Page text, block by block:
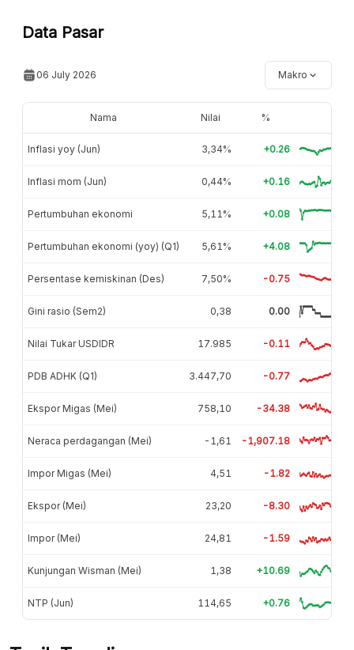
Data Pasar
06 July 2026 Makro
Nama Nilai %
Inflasi yoy (Jun) 3,34% +0.26
Inflasi mom (Jun) 0,44% +0.16
Pertumbuhan ekonomi 5,11% +0.08
Pertumbuhan ekonomi (yoy) (Q1) 5,61% +4.08
Persentase kemiskinan (Des) 7,50% -0.75
Gini rasio (Sem2) 0,38 0.00
Nilai Tukar USDIDR 17.985 -0.11
PDB ADHK (Q1) 3.447,70 -0.77
Ekspor Migas (Mei) 758,10 -34.38
Neraca perdagangan (Mei) -1,61 -1,907.18
Impor Migas (Mei) 4,51 -1.82
Ekspor (Mei) 23,20 -8.30
Impor (Mei) 24,81 -1.59
Kunjungan Wisman (Mei) 1,38 +10.69
NTP (Jun) 114,65 +0.76